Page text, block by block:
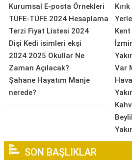
Kurumsal E-posta Örnekleri
TÜFE-TÜFE 2024 Hesaplama
Terzi Fiyat Listesi 2024
Dişi Kedi isimleri ekşi
2024 2025 Okullar Ne
Zaman Açılacak?
Şahane Hayatım Manje
nerede?
Var
SON BAŞLIKLAR